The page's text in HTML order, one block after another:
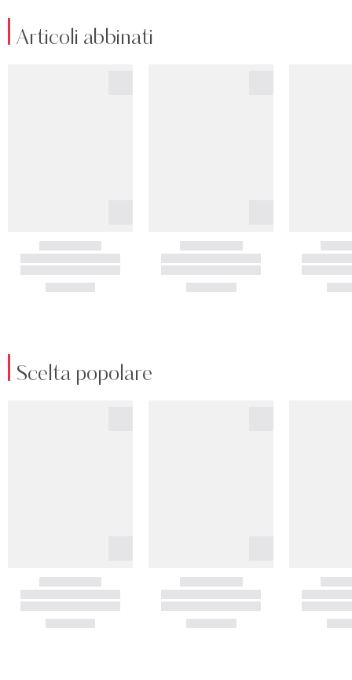
Articoli abbinati
Scelta popolare